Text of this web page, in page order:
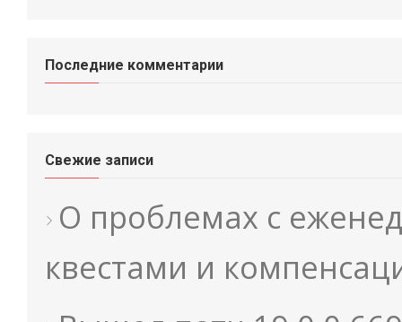
Последние комментарии
Свежие записи
О проблемах с
квестами и